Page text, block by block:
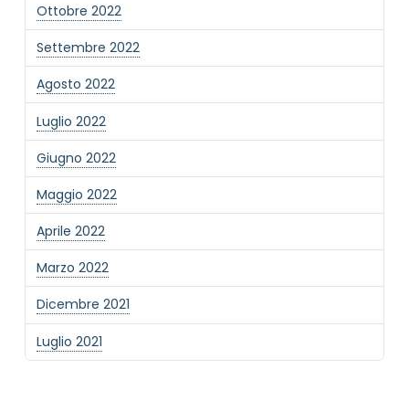
Ottobre 2022
Settembre 2022
Agosto 2022
Luglio 2022
Giugno 2022
Maggio 2022
Aprile 2022
Marzo 2022
Dicembre 2021
Luglio 2021